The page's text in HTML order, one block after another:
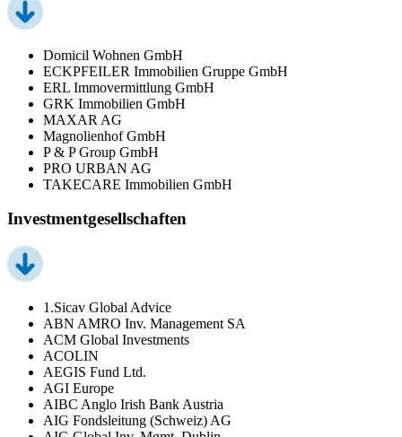
Domicil Wohnen GmbH
ECKPFEILER Immobilien Gruppe GmbH
ERL Immovermittlung GmbH
GRK Immobilien GmbH
MAXAR AG
Magnolienhof GmbH
P & P Group GmbH
PRO URBAN AG
TAKECARE Immobilien GmbH
Investmentgesellschaften
1.Sicav Global Advice
ABN AMRO Inv. Management SA
ACM Global Investments
ACOLIN
AEGIS Fund Ltd.
AGI Europe
AIBC Anglo Irish Bank Austria
AIG Fondsleitung (Schweiz) AG